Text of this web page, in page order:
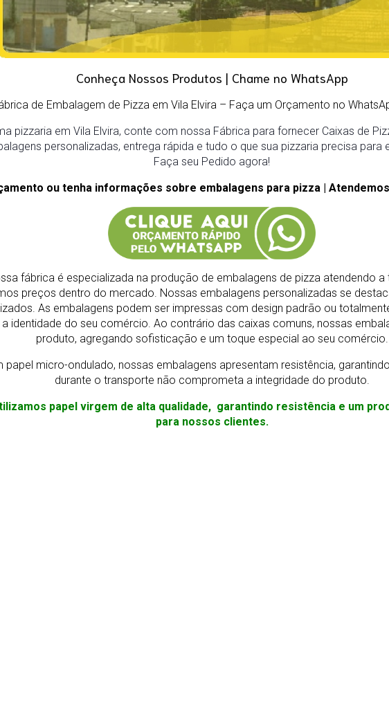
Conheça Nossos Produtos | Chame no WhatsApp
de Embalagem de Pizza em Vila Elvira – Faça um Orçamento no
pizzaria em Vila Elvira, conte com nossa Fábrica para fornecer Caixas de
personalizadas, entrega rápida e tudo o que sua pizzaria precisa para
Faça seu Pedido agora!
ou tenha informações sobre embalagens para pizza |
fábrica é especializada na produção de embalagens de pizza atendendo
preços dentro do mercado. Nossas embalagens personalizadas se
As embalagens podem ser impressas com design padrão ou
identidade do seu comércio. Ao contrário das caixas comuns, nossas
produto, agregando sofisticação e um toque especial ao seu comércio.
papel micro-ondulado, nossas embalagens apresentam resistência,
durante o transporte não comprometa a integridade do produto.
papel virgem de alta qualidade, garantindo resistência e um
para nossos clientes.